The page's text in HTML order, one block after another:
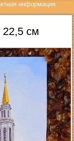
информация
22,5 см